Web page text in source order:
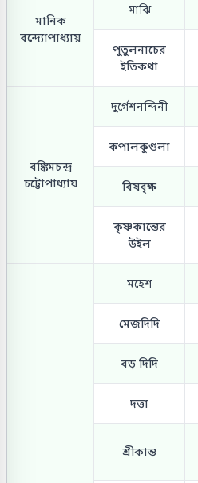
মানিক
বন্দ্যোপাধ্যায়
মাঝি
পুতুলনাচের
ইতিকথা
বঙ্কিমচন্দ্র
চট্টোপাধ্যায়
দুর্গেশনন্দিনী
কপালকুণ্ডলা
বিষবৃক্ষ
কৃষ্ণকান্তের
উইল
মহেশ
মেজদিদি
বড় দিদি
দত্তা
শ্রীকান্ত